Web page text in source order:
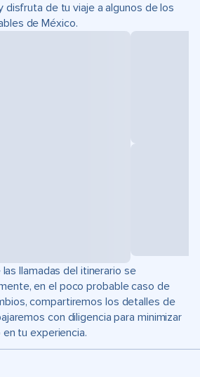
disfruta de tu viaje a algunos de los
de México.
llamadas del itinerario se
en el poco probable caso de
compartiremos los detalles de
con diligencia para minimizar
tu experiencia.